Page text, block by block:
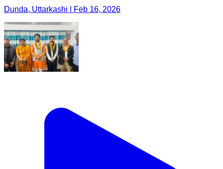
Dunda, Uttarkashi | Feb 16, 2026